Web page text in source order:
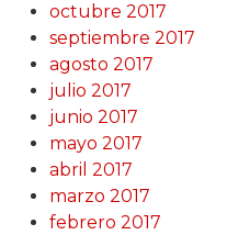
octubre 2017
septiembre 2017
agosto 2017
julio 2017
junio 2017
mayo 2017
abril 2017
marzo 2017
febrero 2017